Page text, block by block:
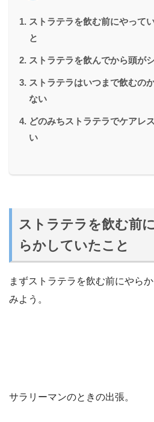
ストラテラを飲む前にやって
と
ストラテラを飲んでから頭が
ストラテラはいつまで飲むの
ない
どのみちストラテラでケアレ
い
ストラテラを飲む前
らかしていたこと
まずストラテラを飲む前にやら
みよう。
サラリーマンのときの出張。